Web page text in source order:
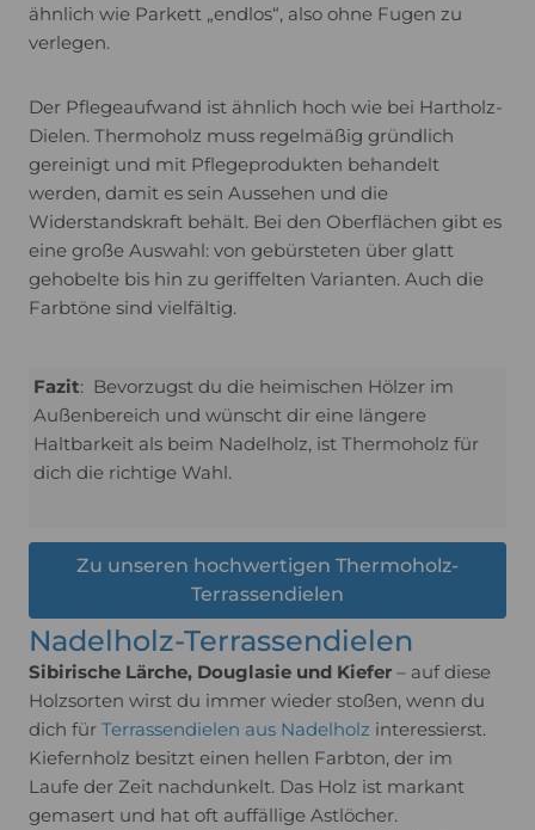
ähnlich wie Parkett „endlos“, also ohne Fugen zu
verlegen.
Der Pflegeaufwand ist ähnlich hoch wie bei Hartholz-
Dielen. Thermoholz muss regelmäßig gründlich
gereinigt und mit Pflegeprodukten behandelt
werden, damit es sein Aussehen und die
Widerstandskraft behält. Bei den Oberflächen gibt es
eine große Auswahl: von gebürsteten über glatt
gehobelte bis hin zu geriffelten Varianten. Auch die
Farbtöne sind vielfältig.
Fazit: Bevorzugst du die heimischen Hölzer im
Außenbereich und wünscht dir eine längere
Haltbarkeit als beim Nadelholz, ist Thermoholz für
dich die richtige Wahl.
Zu unseren hochwertigen Thermoholz-
Terrassendielen
Nadelholz-Terrassendielen
Sibirische Lärche, Douglasie und Kiefer – auf diese
Holzsorten wirst du immer wieder stoßen, wenn du
dich für Terrassendielen aus Nadelholz interessierst.
Kiefernholz besitzt einen hellen Farbton, der im
Laufe der Zeit nachdunkelt. Das Holz ist markant
gemasert und hat oft auffällige Astlöcher.